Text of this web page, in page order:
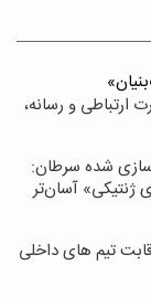
ارتباطی و رسانه،
شده سرطان:
ژنتیکی» آسان‌تر
میزبانی المپیک فناوری ۲۰۲۶/ رقابت تیم های داخلی